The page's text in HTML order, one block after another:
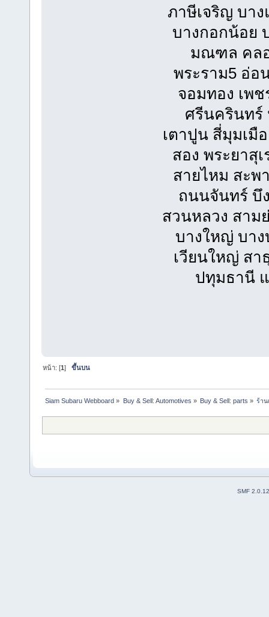
ภาษีเจริญ บา
บางกอกน้อย
มณฑล คลอ
พระราม5 อ่อ
จอมทอง เพ
ศรีนครินทร์
เตาปูน สี่มุมเมื
สอง พระยา
สายไหม สะพ
ถนนจันทร์ บึ
สวนหลวง สาม
บางใหญ่ บา
เวียนใหญ่ ส
ปทุมธานี
หน้า: [1]ขึ้นบน
Siam Subaru Webboard » Buy & Sell: Automotives » Buy & Sell: parts » ร้าน
SMF 2.0.12